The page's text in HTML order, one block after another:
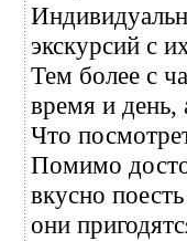
экскурсий с
Тем более с
время и день,
Что
Помимо
вкусно
они